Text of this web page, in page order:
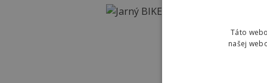
Táto
našej